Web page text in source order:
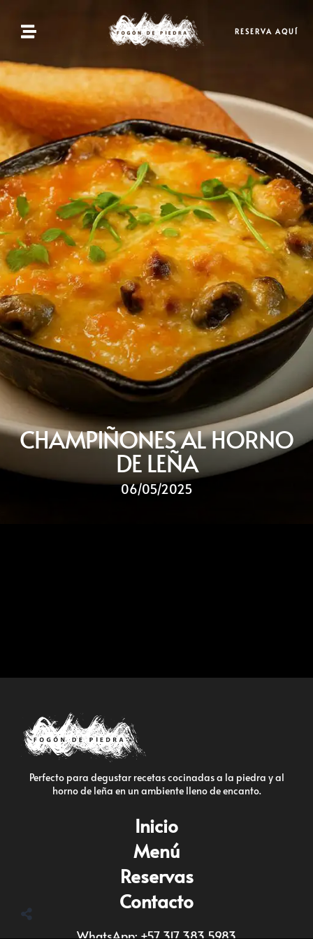
RESERVA AQUÍ
CHAMPIÑONES AL HORNO
DE LEÑA
06/05/2025
Perfecto para degustar recetas cocinadas a la piedra y al
horno de leña en un ambiente lleno de encanto.
Inicio
Menú
Reservas
Contacto
Inicio
Menú
Reservas
Contacto
ES